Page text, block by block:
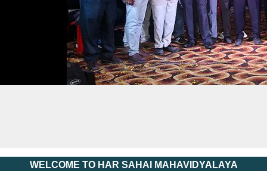
WELCOME TO HAR SAHAI MAHAVIDYALAYA